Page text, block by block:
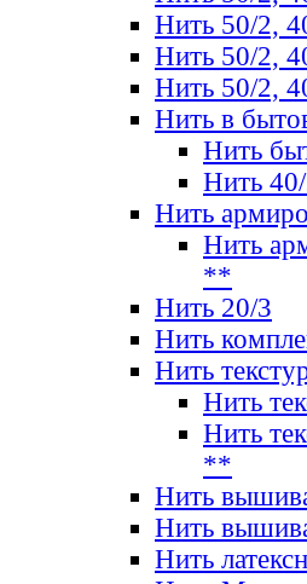
Нить 50/2,
Нить 50/2,
Нить 50/2,
Нить в
Нить
Нить
Нить
Нить
**
Нить 20/3
Нить
Нить
Нить
Нить
**
Нить
Нить
Нить